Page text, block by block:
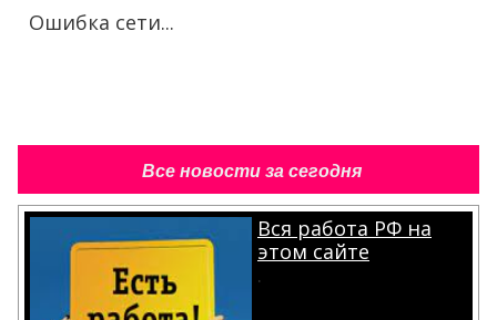
Ошибка сети...
Все новости за сегодня
Вся работа РФ на
этом сайте
.